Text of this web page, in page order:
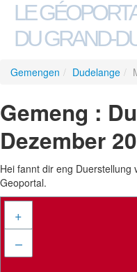
LE
DU GRAND-
Gemengen / Dudelange /
Gemeng :
Dezember
Hei fannt dir eng
Geoportal.
+
–